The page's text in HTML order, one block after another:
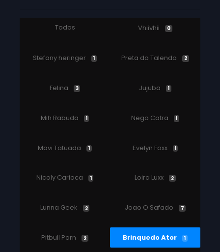
Todos Vhiivhii 0
Stefany heringer 1 Preta do Talendo 2
Felina 3 Jujuba 1
Mih Rabuda 1 Nego Catra 1
Mavi Tatuada 1 Evelyn Foxx 1
Nicoly Carioca 1 Loira Luxx 2
Lunna Geek 2 Joao O Safado 7
Pitbull Porn 2 Brinquedo Ator 1